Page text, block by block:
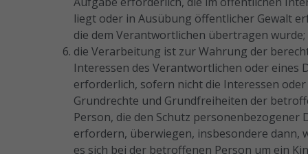
liegt oder in Ausübung öffentlicher Gewalt
die dem Verantwortlichen übertragen wurde;
die Verarbeitung ist zur Wahrung der
Interessen des Verantwortlichen oder eines
erforderlich, sofern nicht die Interessen oder
Grundrechte und Grundfreiheiten der
Person, die den Schutz personenbezogener
erfordern, überwiegen, insbesondere dann,
es sich bei der betroffenen Person um ein